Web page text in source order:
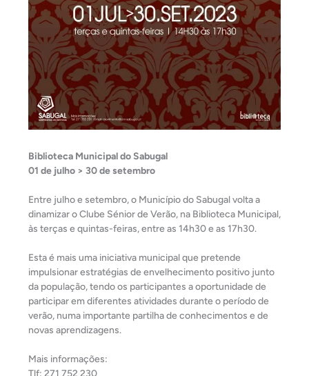
Biblioteca Municipal do Sabugal
01 de julho > 30 de setembro
Entre julho e setembro, o Município do Sabugal volta a
dinamizar o Clube Sénior de Verão, na Biblioteca Municipal,
às terças e quintas-feiras, entre as 14h30 e as 17h30.
Esta é mais uma iniciativa municipal que pretende
impulsionar estratégias de envelhecimento positivo junto
da população, tendo os participantes a oportunidade de
participar em diferentes atividades durante o período de
verão, numa importante partilha de conhecimentos e de
novas aprendizagens.
Mais informações:
Tlf: 271 752 230